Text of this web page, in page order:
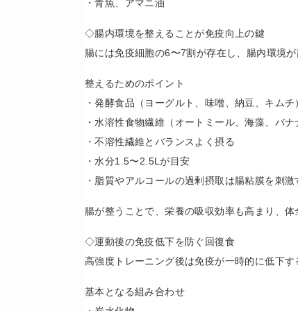
・青魚、アマニ油
◇腸内環境を整えることが免疫向上の鍵
腸には免疫細胞の6〜7割が存在し、腸内環境
整えるためのポイント
・発酵食品（ヨーグルト、味噌、納豆、キム
・水溶性食物繊維（オートミール、海藻、バナ
・不溶性繊維とバランスよく摂る
・水分1.5〜2.5Lが目安
・脂質やアルコールの過剰摂取は腸粘膜を刺
腸が整うことで、栄養の吸収効率も高まり、体
◇運動後の免疫低下を防ぐ回復食
高強度トレーニング後は免疫が一時的に低下
基本となる組み合わせ